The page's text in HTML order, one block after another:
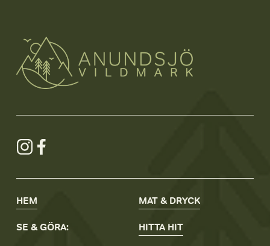
HEM
SE & GÖRA:
MAT & DRYCK
HITTA HIT